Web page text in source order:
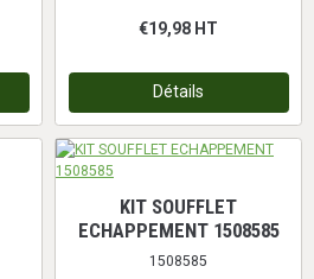
€19,98 HT
Détails
KIT SOUFFLET
ECHAPPEMENT 1508585
1508585